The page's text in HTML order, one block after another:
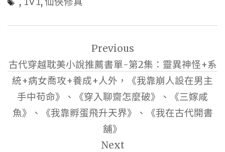
導
覽
Previous
古代穿越耽美小說推薦書單-第2集：靈異神怪+系
統+病女喬攻+養成+人外，《我靠崩人設在男主
手中苟命》、《穿入聊齋怎麼破》、《三嫁咸
魚》、《我靠孵蛋飛升天界》、《我在古代開書
舖》
Next